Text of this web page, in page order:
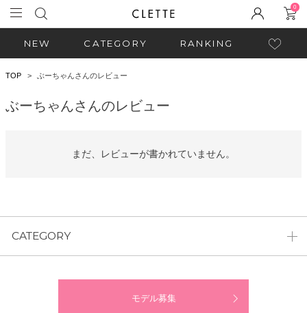
0
NEW CATEGORY RANKING
TOP ぶーちゃんさんのレビュー
ぶーちゃんさんのレビュー
まだ、レビューが書かれていません。
CATEGORY
モデル募集